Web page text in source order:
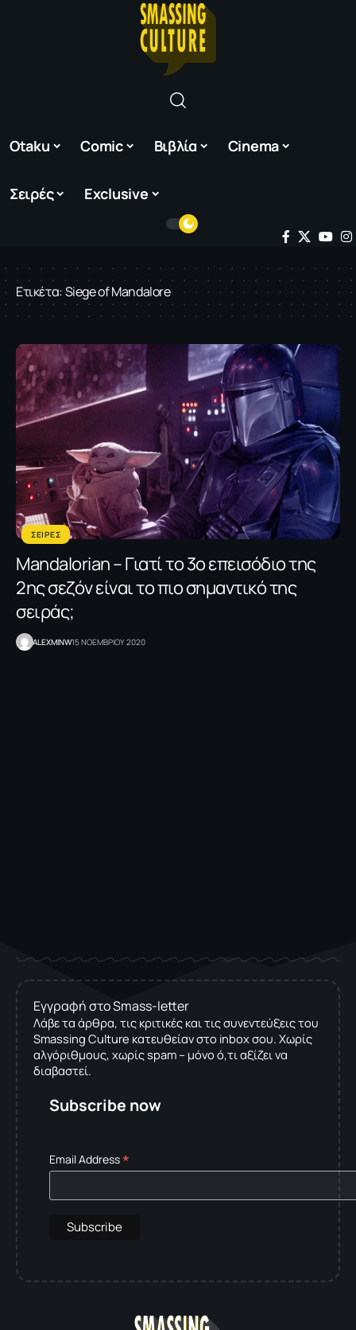
Otaku Comic Βιβλία Cinema
Σειρές Exclusive
Ετικέτα:Siege of Mandalore
ΣΕΙΡΕΣ
Mandalorian – Γιατί το 3ο επεισόδιο της
2ης σεζόν είναι το πιο σημαντικό της
σειράς;
ALEXMINW15 ΝΟΕΜΒΡΙΟΥ 2020
Εγγραφή στο Smass-letter
Λάβε τα άρθρα, τις κριτικές και τις συνεντεύξεις του
Smassing Culture κατευθείαν στο inbox σου. Χωρίς
αλγόριθμους, χωρίς spam – μόνο ό,τι αξίζει να
διαβαστεί.
Subscribe now
Email Address*